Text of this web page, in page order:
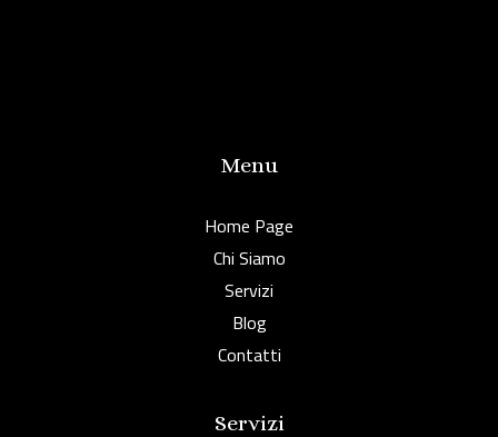
Menu
Home Page
Chi Siamo
Servizi
Blog
Contatti
Servizi